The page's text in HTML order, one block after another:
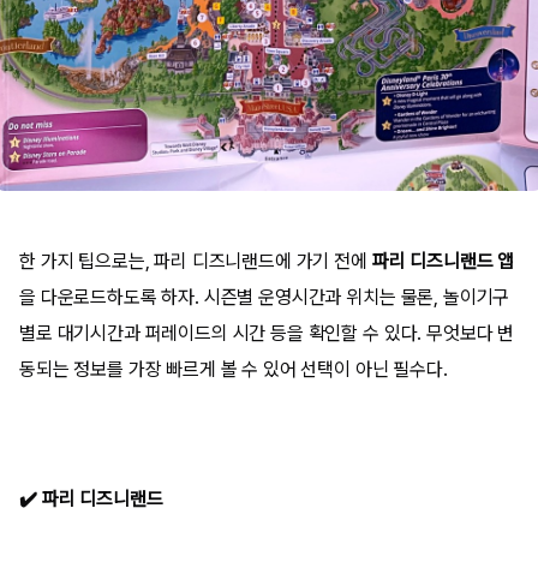
한 가지 팁으로는, 파리 디즈니랜드에 가기 전에 파리 디즈니랜드 앱
을 다운로드하도록 하자. 시즌별 운영시간과 위치는 물론, 놀이기구
별로 대기시간과 퍼레이드의 시간 등을 확인할 수 있다. 무엇보다 변
동되는 정보를 가장 빠르게 볼 수 있어 선택이 아닌 필수다.
✔️ 파리 디즈니랜드